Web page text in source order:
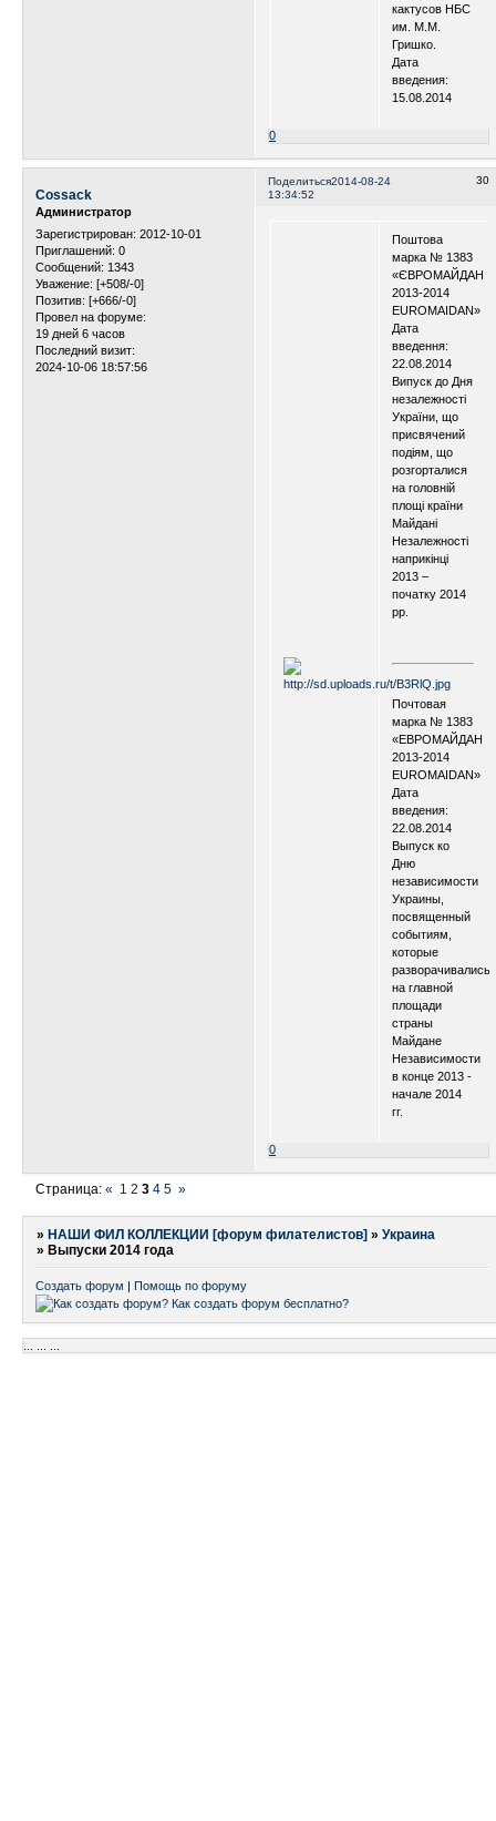
кактусов НБС
им. М.М.
Гришко.
Дата
введения:
15.08.2014
0
Поделиться 30
2014-08-24
13:34:52
Cossack
Администратор
Зарегистрирован: 2012-10-01
Приглашений: 0
Сообщений: 1343
Уважение: [+508/-0]
Позитив: [+666/-0]
Провел на форуме:
19 дней 6 часов
Последний визит:
2024-10-06 18:57:56
Поштова
марка № 1383
«ЄВРОМАЙДАН
2013-2014
EUROMAIDAN»
Дата
введення:
22.08.2014
Випуск до Дня
незалежності
України, що
присвячений
подіям, що
розгорталися
на головній
площі країни
Майдані
Незалежності
наприкінці
2013 –
початку 2014
рр.
Почтовая
марка № 1383
«ЕВРОМАЙДАН
2013-2014
EUROMAIDAN»
Дата
введения:
22.08.2014
Выпуск ко
Дню
независимости
Украины,
посвященный
событиям,
которые
разворачивались
на главной
площади
страны
Майдане
Независимости
в конце 2013 -
начале 2014
гг.
0
Страница:« 1 2 3 4 5 »
» НАШИ ФИЛ КОЛЛЕКЦИИ [форум филателистов] »Украина
» Выпуски 2014 года
Создать форум | Помощь по форуму